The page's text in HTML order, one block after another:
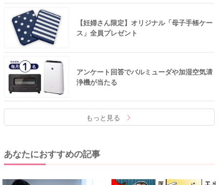
【妊婦さん限定】オリジナル「母子手帳ケー
ス」全員プレゼント
アンケート回答でバルミューダや加湿空気清
浄機が当たる
もっと見る
あなたにおすすめの記事